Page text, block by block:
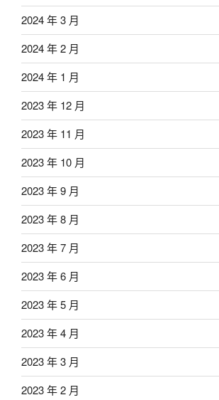
2024 年 3 月
2024 年 2 月
2024 年 1 月
2023 年 12 月
2023 年 11 月
2023 年 10 月
2023 年 9 月
2023 年 8 月
2023 年 7 月
2023 年 6 月
2023 年 5 月
2023 年 4 月
2023 年 3 月
2023 年 2 月